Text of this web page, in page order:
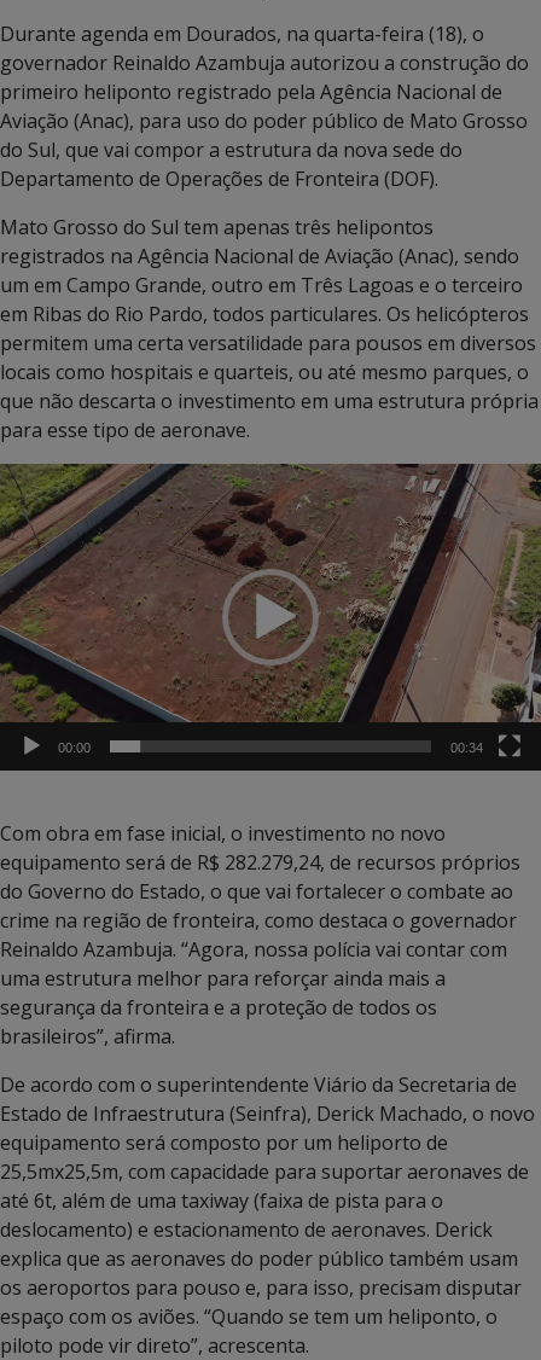
Durante agenda em Dourados, na quarta-feira (18), o
governador Reinaldo Azambuja autorizou a construção do
primeiro heliponto registrado pela Agência Nacional de
Aviação (Anac), para uso do poder público de Mato Grosso
do Sul, que vai compor a estrutura da nova sede do
Departamento de Operações de Fronteira (DOF).
Mato Grosso do Sul tem apenas três helipontos
registrados na Agência Nacional de Aviação (Anac), sendo
um em Campo Grande, outro em Três Lagoas e o terceiro
em Ribas do Rio Pardo, todos particulares. Os helicópteros
permitem uma certa versatilidade para pousos em diversos
locais como hospitais e quarteis, ou até mesmo parques, o
que não descarta o investimento em uma estrutura própria
para esse tipo de aeronave.
Tocador
de
vídeo
00:00 00:34
Com obra em fase inicial, o investimento no novo
equipamento será de R$ 282.279,24, de recursos próprios
do Governo do Estado, o que vai fortalecer o combate ao
crime na região de fronteira, como destaca o governador
Reinaldo Azambuja. “Agora, nossa polícia vai contar com
uma estrutura melhor para reforçar ainda mais a
segurança da fronteira e a proteção de todos os
brasileiros”, afirma.
De acordo com o superintendente Viário da Secretaria de
Estado de Infraestrutura (Seinfra), Derick Machado, o novo
equipamento será composto por um heliporto de
25,5mx25,5m, com capacidade para suportar aeronaves de
até 6t, além de uma taxiway (faixa de pista para o
deslocamento) e estacionamento de aeronaves. Derick
explica que as aeronaves do poder público também usam
os aeroportos para pouso e, para isso, precisam disputar
espaço com os aviões. “Quando se tem um heliponto, o
piloto pode vir direto”, acrescenta.